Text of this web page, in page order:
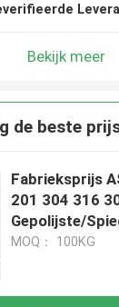
Bekijk meer
de beste
Fabrieksprijs
201 304 316
Gepolijste/
naadloze/
MOQ： 100KG